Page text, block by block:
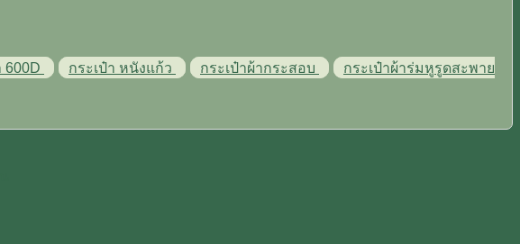
600D กระเป๋า หนังแก้ว กระเป๋าผ้ากระสอบ
กระเป๋าผ้าร่มหูรูดสะพาย